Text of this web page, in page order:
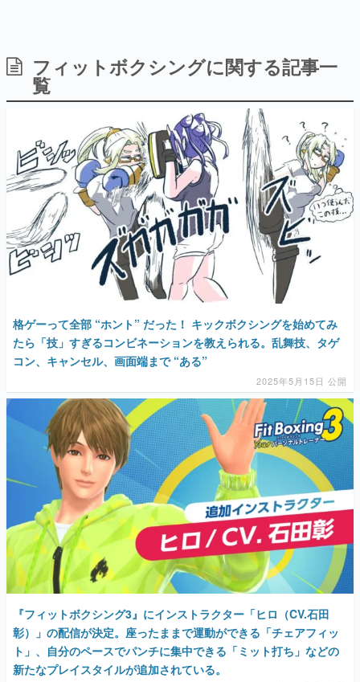
日本のコンテンツ産業やカルチャーに与えた影響を探る企
画です。
日本モバイルゲーム産業史
日本のモバイルゲーム史における主要なトピック・タイト
ルを網羅するほか、開発者へのインタビューや識者による
解説を掲載。約20年の歴史が一望できる決定版！
若ゲのいたり〜ゲームクリエイターの青春〜
『うつヌケ』『ペンと箸』等で知られるマンガ家・田中圭
一先生によるゲーム業界レポートマンガです。
なんでゲームは面白い？
ゲーム開発者・hamatsu氏がゲームの魅力を画面や操作の
具体的な形から解き明かしていく、硬派で骨太な評論連載
です。
ゲームが変えた日本語
の起源や用法の変遷を、コンピューター文化史研究家・タ
イニーP氏が徹底調査。
カテゴリ
特集記事
マンガ
女性向け
アプリレビュー
その他
電ファミニコゲーマーとは？
運営：株式会社マレ
フィットボクシングに関する記事一
覧
格ゲーって全部 “ホント” だった！ キックボクシングを始めてみ
たら「技」すぎるコンビネーションを教えられる。乱舞技、タゲ
コン、キャンセル、画面端まで “ある”
2025年5月15日 公開
『フィットボクシング3』にインストラクター「ヒロ（CV.石田
彰）」の配信が決定。座ったままで運動ができる「チェアフィッ
ト」、自分のペースでパンチに集中できる「ミット打ち」などの
新たなプレイスタイルが追加されている。